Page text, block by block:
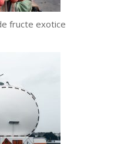
fructe exotice